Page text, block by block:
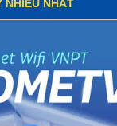
NHIỀU NHẤT